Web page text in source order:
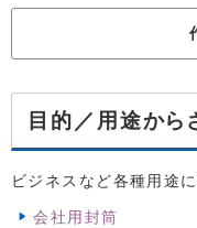
目的／用途から
ビジネスなど各種用途
会社用封筒